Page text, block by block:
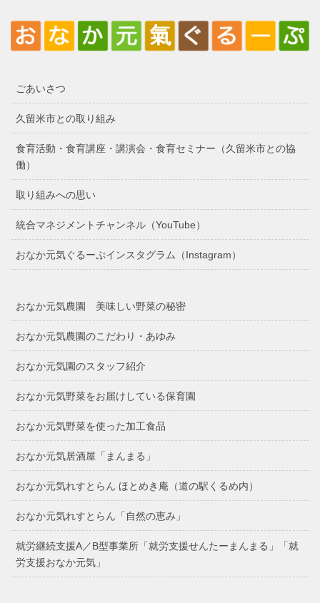
ごあいさつ
久留米市との取り組み
食育活動・食育講座・講演会・食育セミナー（久留米市との協
働）
取り組みへの思い
統合マネジメントチャンネル（YouTube）
おなか元気ぐるーぷインスタグラム（Instagram）
おなか元気農園 美味しい野菜の秘密
おなか元気農園のこだわり・あゆみ
おなか元気園のスタッフ紹介
おなか元気野菜をお届けしている保育園
おなか元気野菜を使った加工食品
おなか元気居酒屋「まんまる」
おなか元気れすとらん ほとめき庵（道の駅くるめ内）
おなか元気れすとらん「自然の恵み」
就労継続支援A／B型事業所「就労支援せんたーまんまる」「就
労支援おなか元気」